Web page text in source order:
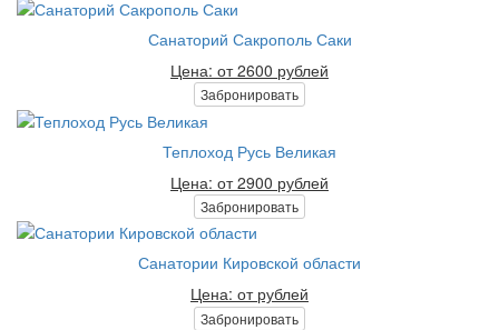
Санаторий Сакрополь Саки
Цена: от 2600 рублей
Забронировать
Теплоход Русь Великая
Цена: от 2900 рублей
Забронировать
Санатории Кировской области
Цена: от рублей
Забронировать